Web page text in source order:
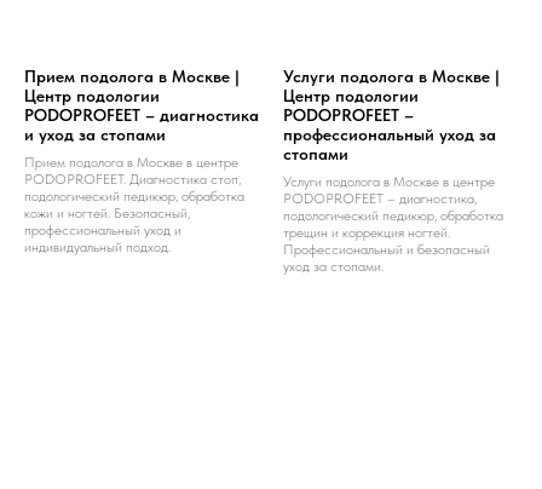
Прием подолога в Москве |
Центр подологии
PODOPROFEET – диагностика
и уход за стопами
Прием подолога в Москве в центре
PODOPROFEET. Диагностика стоп,
подологический педикюр, обработка
кожи и ногтей. Безопасный,
профессиональный уход и
индивидуальный подход.
Услуги подолога в Москве |
Центр подологии
PODOPROFEET –
профессиональный уход за
стопами
Услуги подолога в Москве в центре
PODOPROFEET – диагностика,
подологический педикюр, обработка
трещин и коррекция ногтей.
Профессиональный и безопасный
уход за стопами.